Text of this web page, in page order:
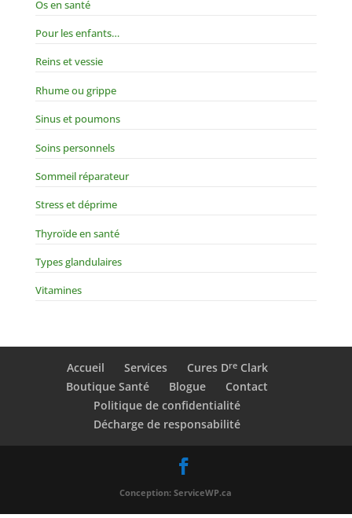
Os en santé
Pour les enfants…
Reins et vessie
Rhume ou grippe
Sinus et poumons
Soins personnels
Sommeil réparateur
Stress et déprime
Thyroïde en santé
Types glandulaires
Vitamines
Accueil Services Cures DreClark
Boutique Santé
Blogue
Contact
Politique de confidentialité
Décharge de responsabilité
Conception: ServiceWP.ca